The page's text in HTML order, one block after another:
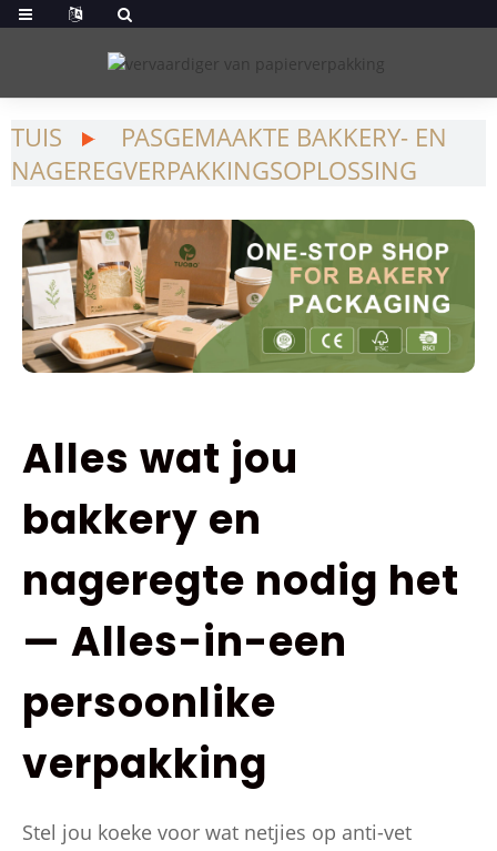
TUIS
PASGEMAAKTE BAKKERY- EN
NAGEREGVERPAKKINGSOPLOSSING
Alles wat jou
bakkery en
nageregte nodig het
— Alles-in-een
persoonlike
verpakking
Stel jou koeke voor wat netjies op anti-vet